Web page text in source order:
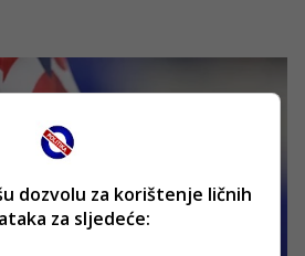
dozvolu za korištenje ličnih
za sljedeće: